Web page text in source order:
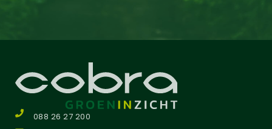
088 26 27 200